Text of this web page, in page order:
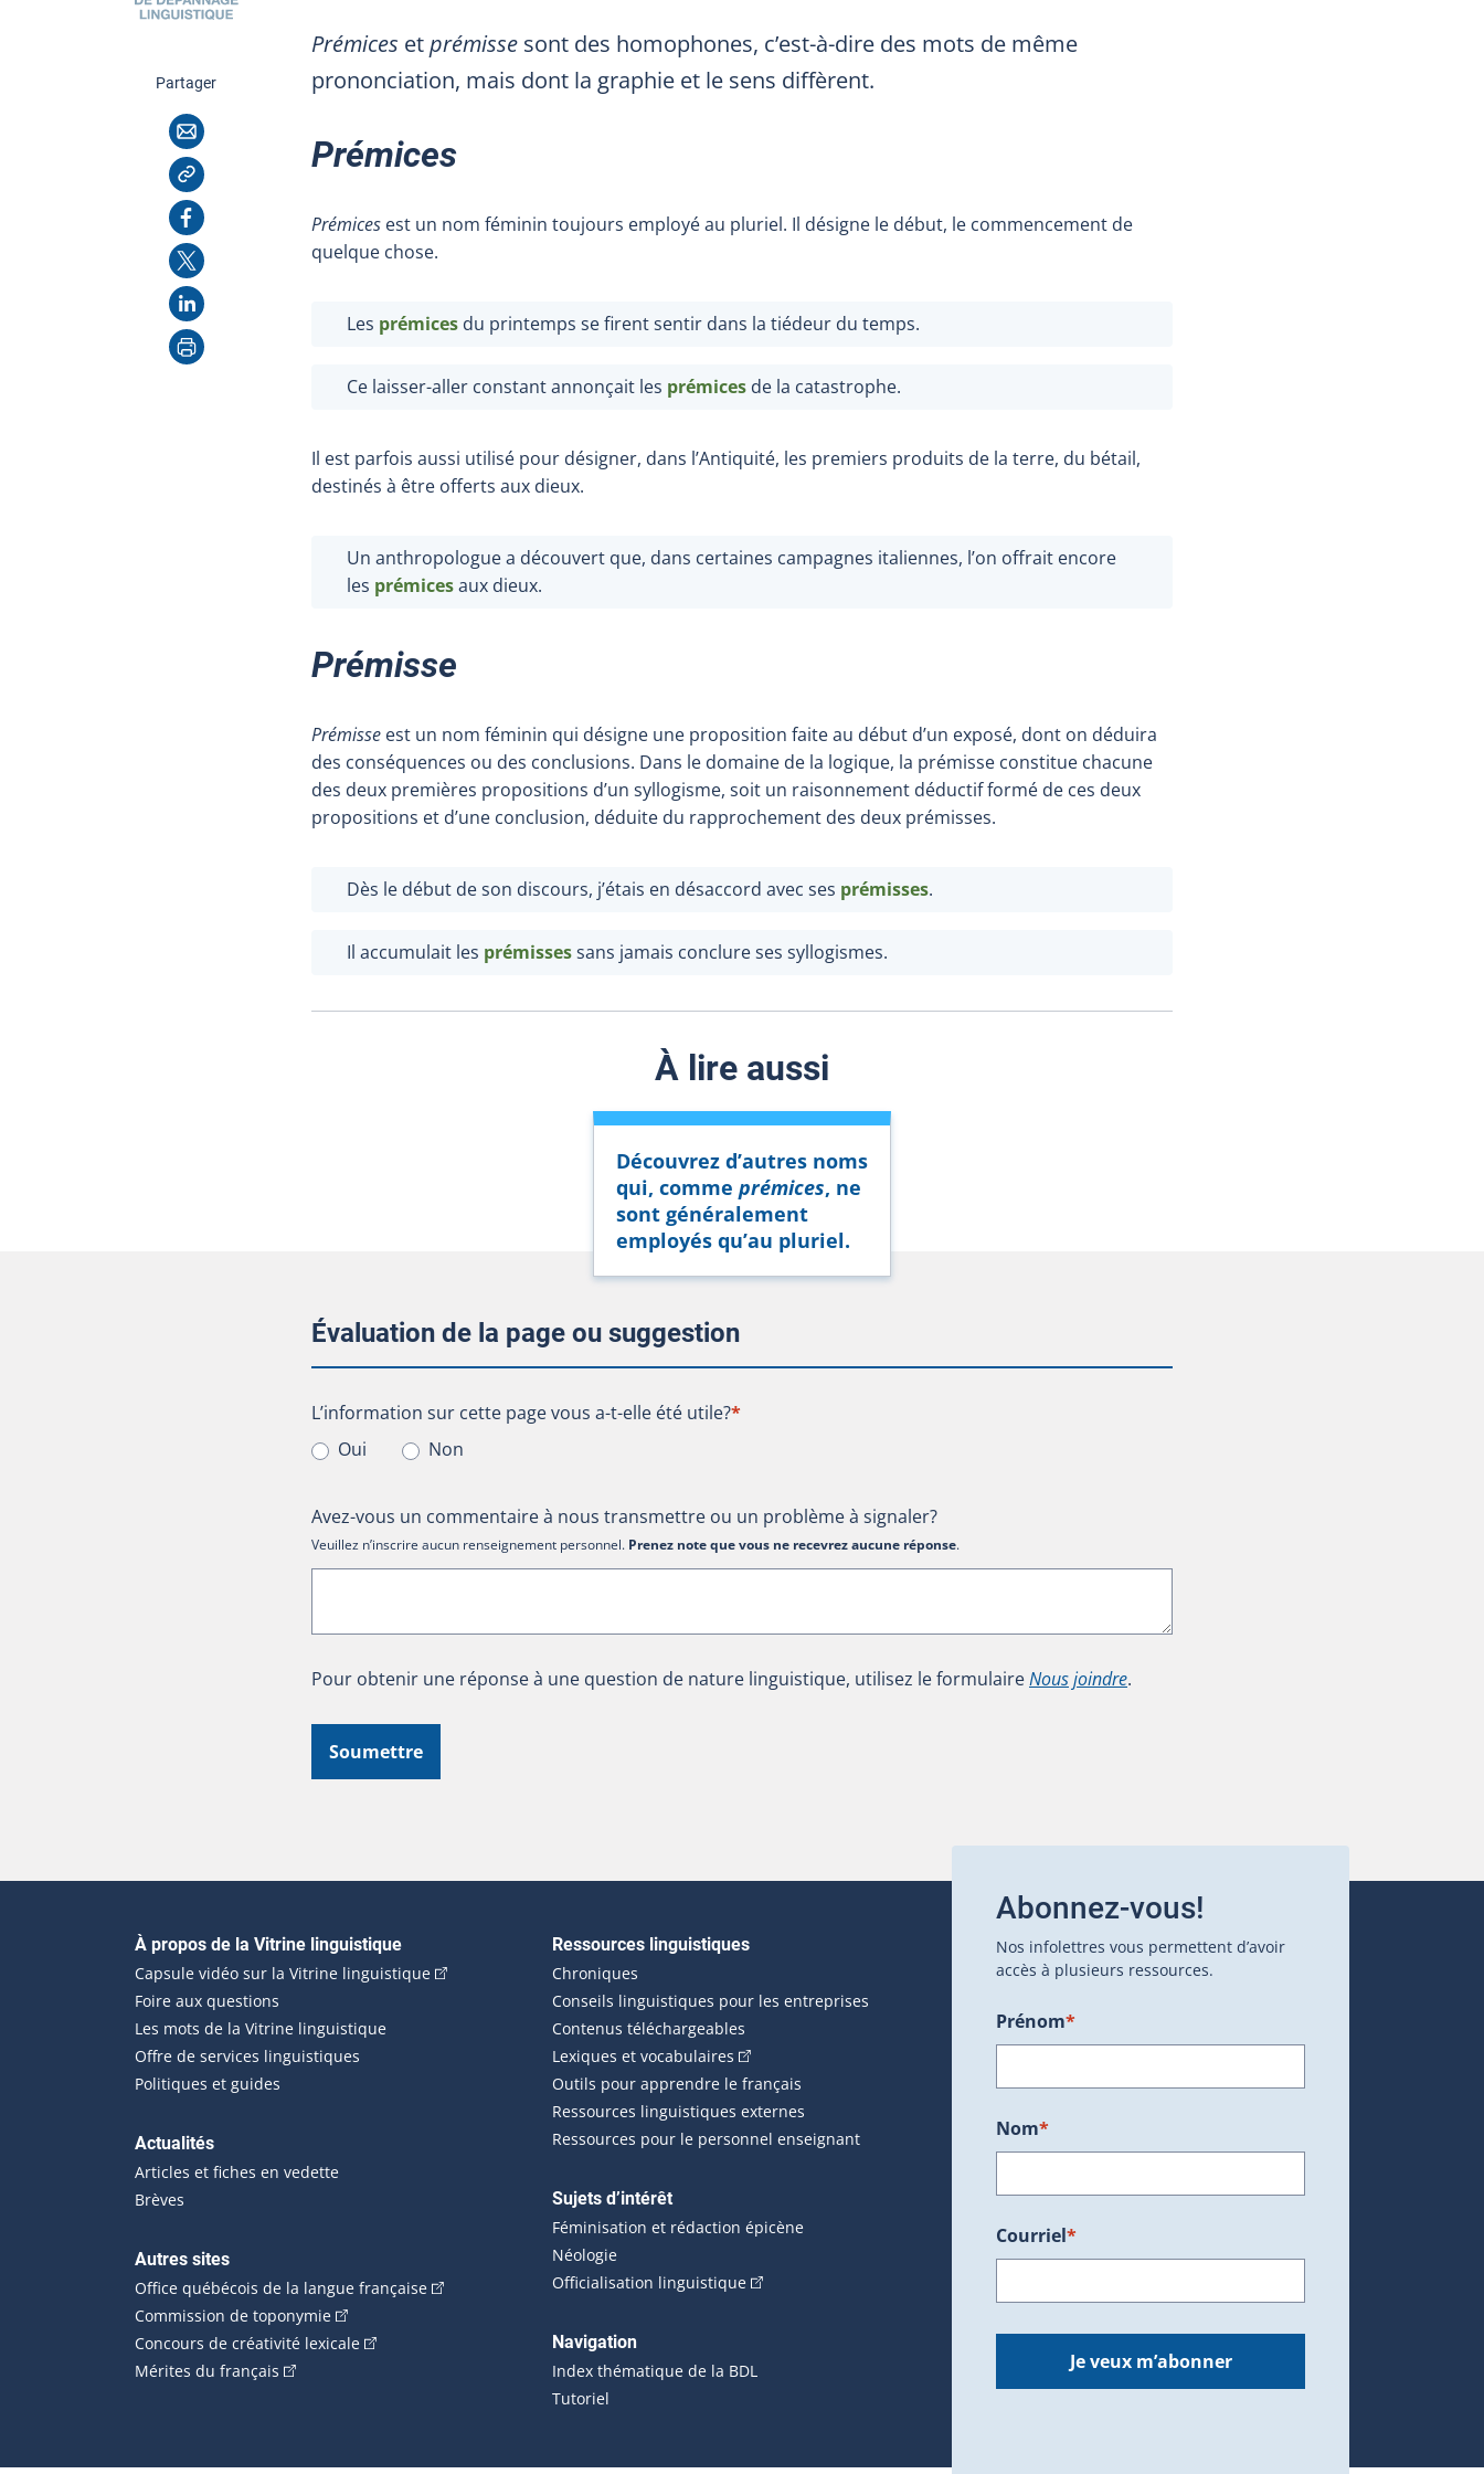
Partagercette page
Courriel
Copier l'adresse
Facebook
X
LinkedIn
Imprimer
Prémices etprémisse sont des homophones, c’est-à-dire des mots de même
prononciation, mais dont la graphie et le sens diffèrent.
Prémices
Prémices est un nom féminin toujours employé au pluriel. Il désigne le début, le commencement de
quelque chose.
Les prémices du printemps se firent sentir dans la tiédeur du temps.
Ce laisser-aller constant annonçait les prémices de la catastrophe.
Il est parfois aussi utilisé pour désigner, dans l’Antiquité, les premiers produits de la terre, du bétail,
destinés à être offerts aux dieux.
Un anthropologue a découvert que, dans certaines campagnes italiennes, l’on offrait encore
les prémicesaux dieux.
Prémisse
Prémisse est un nom féminin qui désigne une proposition faite au début d’un exposé, dont on déduira
des conséquences ou des conclusions. Dans le domaine de la logique, la prémisse constitue chacune
des deux premières propositions d’un syllogisme, soit un raisonnement déductif formé de ces deux
propositions et d’une conclusion, déduite du rapprochement des deux prémisses.
Dès le début de son discours, j’étais en désaccord avec ses prémisses.
Il accumulait les prémissessans jamais conclure ses syllogismes.
À lire aussi
Découvrez d’autres noms
qui, comme prémices, ne
sont généralement
employés qu’au pluriel.
Évaluation de la page ou suggestion
L’information sur cette page vous a-t-elle été utile?
L’information sur cette page vous a-t-elle été utile?*
Oui
Non
Avez-vous un commentaire à nous transmettre ou un problème à signaler?
Veuillez n’inscrire aucun renseignement personnel. Prenez note que vous ne recevrez aucune réponse.
Pour obtenir une réponse à une question de nature linguistique, utilisez le formulaireNous joindre.
Soumettre
Navigation principale
À propos de la Vitrine linguistique
Capsule vidéo sur la Vitrine linguistique(Cet hyperlien externe s'ouvrira dans une nouvelle fenêtre.)
Foire aux questions
Les mots de la Vitrine linguistique
Offre de services linguistiques
Politiques et guides
Actualités
Articles et fiches en vedette
Brèves
Autres sites
Office québécois de la langue française(Cet hyperlien externe s'ouvrira dans une nouvelle fenêtre.)
Commission de toponymie(Cet hyperlien externe s'ouvrira dans une nouvelle fenêtre.)
Concours de créativité lexicale(Cet hyperlien externe s'ouvrira dans une nouvelle fenêtre.)
Mérites du français (Cet hyperlien externe s'ouvrira dans une nouvelle fenêtre.)
Ressources linguistiques
Chroniques
Conseils linguistiques pour les entreprises
Contenus téléchargeables
Lexiques et vocabulaires (Cet hyperlien externe s'ouvrira dans une nouvelle fenêtre.)
Outils pour apprendre le français
Ressources linguistiques externes
Ressources pour le personnel enseignant
Sujets d’intérêt
Féminisation et rédaction épicène
Néologie
Officialisation linguistique(Cet hyperlien externe s'ouvrira dans une nouvelle fenêtre.)
Navigation
Index thématique de la BDL
Tutoriel
Abonnez-vous!
Nos infolettres vous permettent d’avoir
accès à plusieurs ressources.
Prénom*
Nom*
Courriel*
Je veux m’abonner